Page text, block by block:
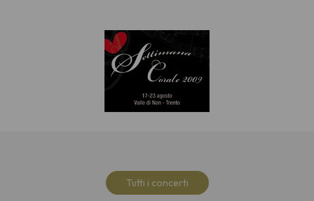
Tutti i concerti